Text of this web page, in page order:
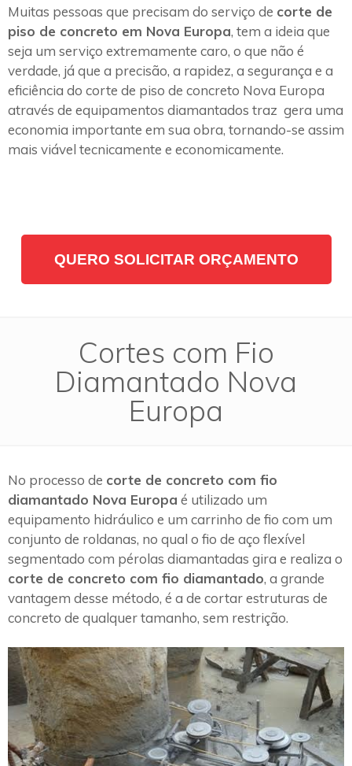
Muitas pessoas que precisam do serviço de corte de
piso de concreto em Nova Europa, tem a ideia que
seja um serviço extremamente caro, o que não é
verdade, já que a precisão, a rapidez, a segurança e a
eficiência do corte de piso de concreto Nova Europa
através de equipamentos diamantados traz gera uma
economia importante em sua obra, tornando-se assim
mais viável tecnicamente e economicamente.
QUERO SOLICITAR ORÇAMENTO
Cortes com Fio
Diamantado Nova
Europa
No processo de corte de concreto com fio
diamantado Nova Europa é utilizado um
equipamento hidráulico e um carrinho de fio com um
conjunto de roldanas, no qual o fio de aço flexível
segmentado com pérolas diamantadas gira e realiza o
corte de concreto com fio diamantado, a grande
vantagem desse método, é a de cortar estruturas de
concreto de qualquer tamanho, sem restrição.